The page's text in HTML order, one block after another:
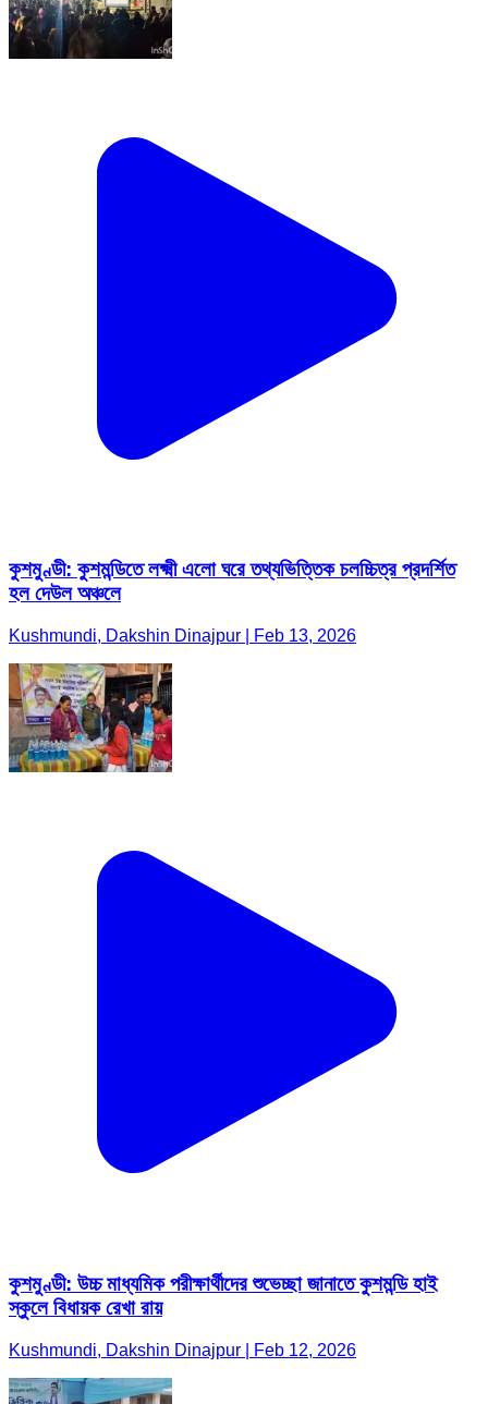
কুশমুণ্ডী: কুশমন্ডিতে লক্ষ্মী এলো ঘরে তথ্যভিত্তিক চলচ্চিত্র প্রদর্শিত
হল দেউল অঞ্চলে
Kushmundi, Dakshin Dinajpur | Feb 13, 2026
কুশমুণ্ডী: উচ্চ মাধ্যমিক পরীক্ষার্থীদের শুভেচ্ছা জানাতে কুশমন্ডি হাই
স্কুলে বিধায়ক রেখা রায়
Kushmundi, Dakshin Dinajpur | Feb 12, 2026